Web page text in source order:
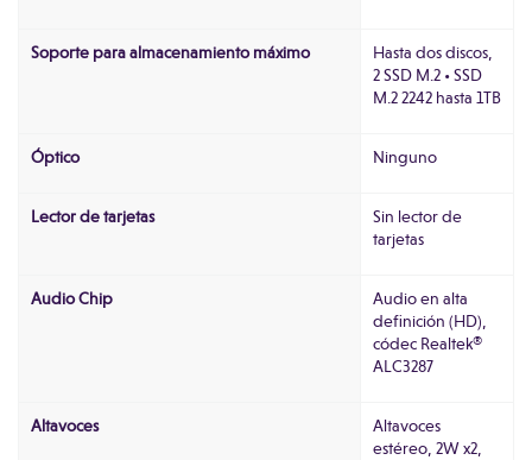
Soporte para almacenamiento máximo
Hasta dos discos,
2 SSD M.2 • SSD
M.2 2242 hasta 1TB
Óptico Ninguno
Lector de tarjetas
Sin lector de
tarjetas
Audio Chip
Audio en alta
definición (HD),
códec Realtek®
ALC3287
Altavoces
Altavoces
estéreo, 2W x2,